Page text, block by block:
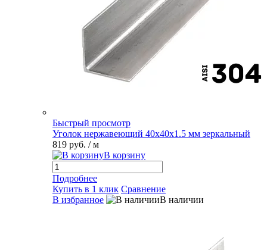
Быстрый просмотр
Уголок нержавеющий 40х40х1.5 мм зеркальный
819 руб. / м
В корзину
Подробнее
Купить в 1 клик Сравнение
В избранное
В наличии